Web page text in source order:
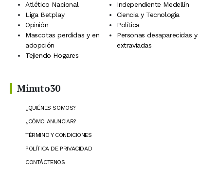
Atlético Nacional
Independiente Medellín
Liga Betplay
Ciencia y Tecnología
Opinión
Política
Mascotas perdidas y en
adopción
Personas desaparecidas y
extraviadas
Tejiendo Hogares
Minuto30
¿QUIÉNES SOMOS?
¿CÓMO ANUNCIAR?
TÉRMINO Y CONDICIONES
POLÍTICA DE PRIVACIDAD
CONTÁCTENOS